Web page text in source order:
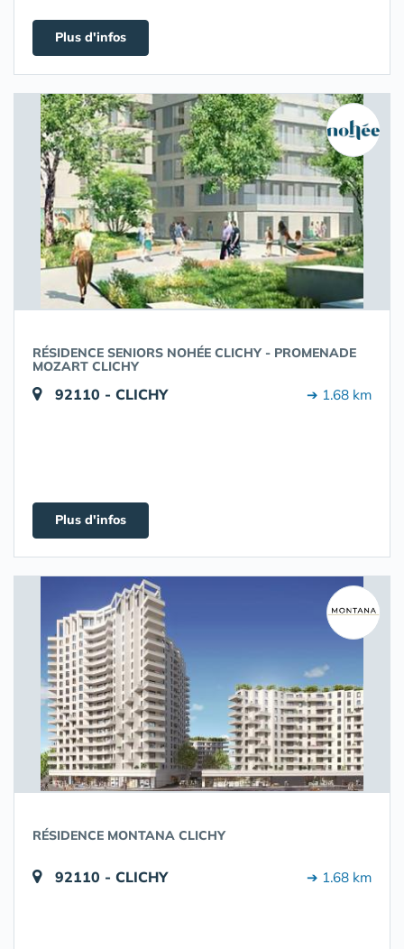
Plus d'infos
RÉSIDENCE SENIORS NOHÉE CLICHY - PROMENADE
MOZART CLICHY
92110 - CLICHY ➔ 1.68 km
Plus d'infos
RÉSIDENCE MONTANA CLICHY
92110 - CLICHY ➔ 1.68 km